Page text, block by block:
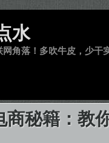
水
角落！多吹牛皮，少干
商秘籍：教